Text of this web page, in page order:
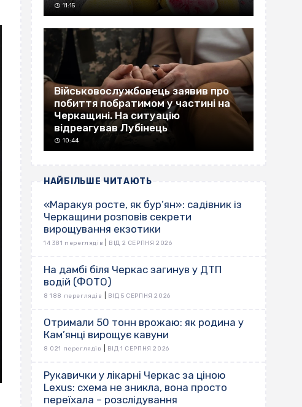
11:15
Військовослужбовець заявив про
побиття побратимом у частині на
Черкащині. На ситуацію
відреагував Лубінець
10:44
НАЙБІЛЬШЕ ЧИТАЮТЬ
«Маракуя росте, як бур’ян»: садівник із
Черкащини розповів секрети
вирощування екзотики
14 381 переглядів ВІД 2 СЕРПНЯ 2026
На дамбі біля Черкас загинув у ДТП
водій (ФОТО)
8 188 переглядів ВІД 5 СЕРПНЯ 2026
Отримали 50 тонн врожаю: як родина у
Кам’янці вирощує кавуни
8 021 переглядів ВІД 1 СЕРПНЯ 2026
Рукавички у лікарні Черкас за ціною
Lexus: схема не зникла, вона просто
переїхала – розслідування